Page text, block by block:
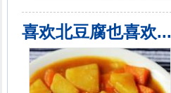
喜欢北豆腐也喜欢...